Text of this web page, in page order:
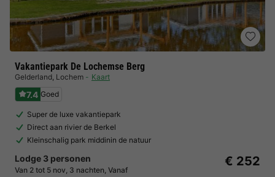
Vakantiepark De Lochemse Berg
Gelderland, Lochem Kaart
7.4 Goed
Super de luxe vakantiepark
Direct aan rivier de Berkel
Kleinschalig park middinin de natuur
Lodge 3 personen
Van 2 tot 5 nov, 3 nachten, Vanaf
€ 252